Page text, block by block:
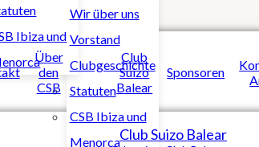
Ibiza und
Über
den
CSB
Wir über uns
Vorstand
Clubgeschichte
Statuten
CSB Ibiza und
Menorca
Club
Suizo
Balear
Sponsoren
Club Suizo Balear